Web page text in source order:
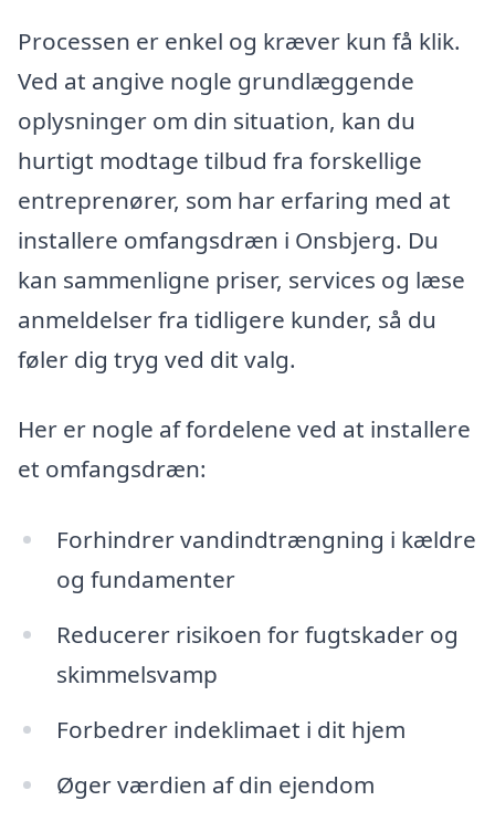
Processen er enkel og kræver kun få klik.
Ved at angive nogle grundlæggende
oplysninger om din situation, kan du
hurtigt modtage tilbud fra forskellige
entreprenører, som har erfaring med at
installere omfangsdræn i Onsbjerg. Du
kan sammenligne priser, services og læse
anmeldelser fra tidligere kunder, så du
føler dig tryg ved dit valg.
Her er nogle af fordelene ved at installere
et omfangsdræn:
Forhindrer vandindtrængning i kældre
og fundamenter
Reducerer risikoen for fugtskader og
skimmelsvamp
Forbedrer indeklimaet i dit hjem
Øger værdien af din ejendom